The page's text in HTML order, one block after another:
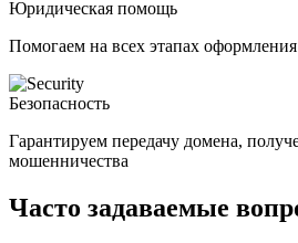
Юридическая помощь
Помогаем на всех этапах
Безопасность
Гарантируем передачу домена,
мошенничества
Часто задаваемые